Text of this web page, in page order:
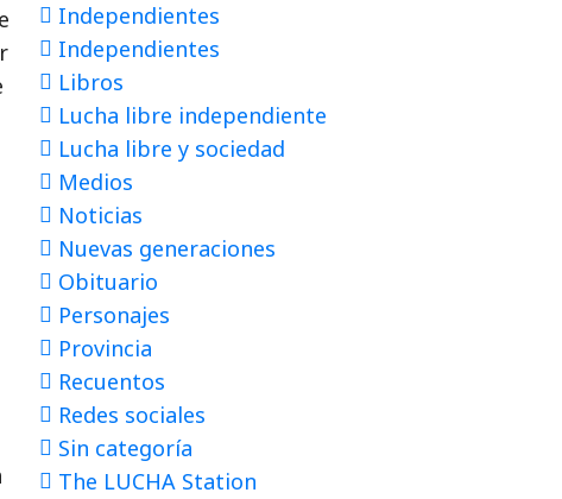
Independientes
Independientes
Libros
Lucha libre independiente
Lucha libre y sociedad
Medios
Noticias
Nuevas generaciones
Obituario
Personajes
Provincia
Recuentos
Redes sociales
Sin categoría
The LUCHA Station